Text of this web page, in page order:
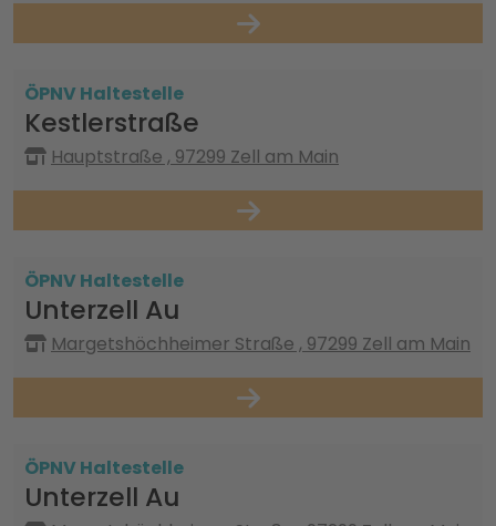
ÖPNV Haltestelle
Kestlerstraße
Hauptstraße , 97299 Zell am Main
ÖPNV Haltestelle
Unterzell Au
Margetshöchheimer Straße , 97299 Zell am Main
ÖPNV Haltestelle
Unterzell Au